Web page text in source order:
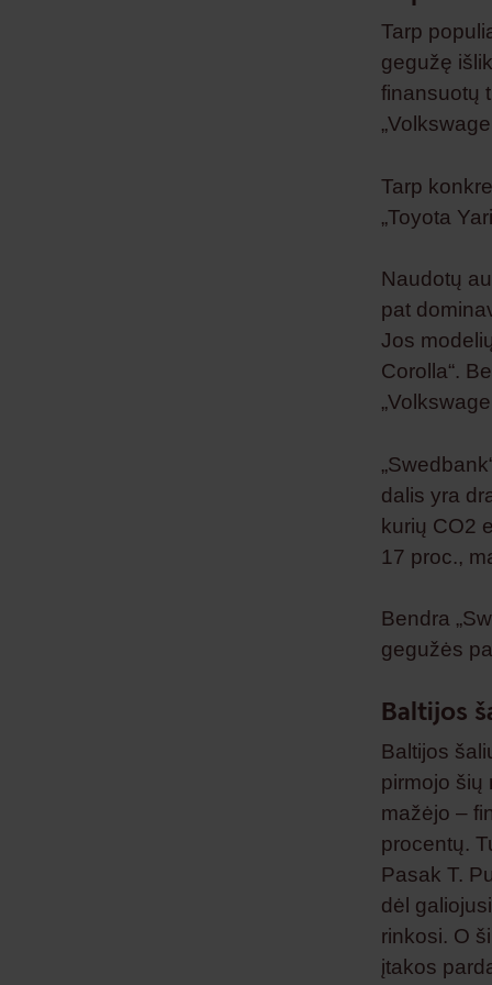
Tarp
gegužę
finansuotų
Tarp
„Toyota
Naudotų
pat
Jos
Corolla“.
dalis yra
kurių CO2
17 proc.,
Bendra
gegužės
Baltijos
Baltijos
pirmojo šių
mažėjo –
procentų.
Pasak T.
dėl
rinkosi. O
įtakos